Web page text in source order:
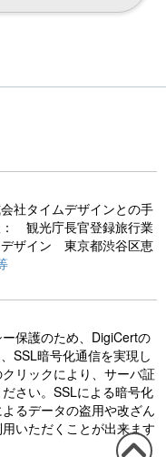
社タイムデザインとの手
： 観光庁長官登録旅行業
ザイン 東京都渋谷区恵
保護のため、DigiCertの
SSL暗号化通信を実現し
リックにより、サーバ証
さい。SSLによる暗号化
るデータの盗用や改ざん
いただくことが出来ます